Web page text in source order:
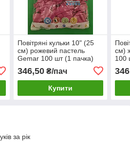
Повітряні кульки 10" (25
см) рожевий пастель
Gemar 100 шт (1 пачка)
346,50₴/пач
Купити
см)
100
за рік